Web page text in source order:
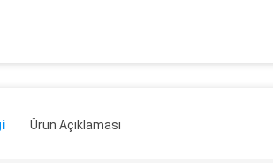
Ürün Açıklaması